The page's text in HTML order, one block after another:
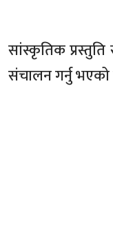
सांस्कृतिक
संचालन गर्नु भएको